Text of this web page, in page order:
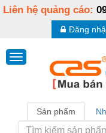
Liên hệ quảng cáo:
Đăng
Sản phẩm